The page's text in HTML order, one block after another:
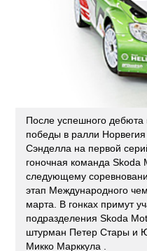
После успешного
победы в ралли
Сэнделла на первой
гоночная команда Skoda
следующему
этап Международного
марта. В гонках примут
подразделения Skoda
штурман Петер Стары и
Микко Марккула .